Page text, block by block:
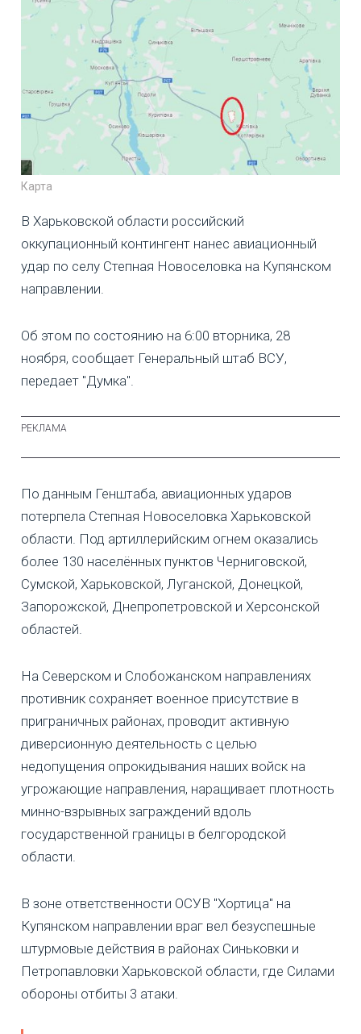
Карта
В Харьковской области российский
оккупационный контингент нанес авиационный
удар по селу Степная Новоселовка на Купянском
направлении.
Об этом по состоянию на 6:00 вторника, 28
ноября, сообщает Генеральный штаб ВСУ,
передает "Думка".
По данным Генштаба, авиационных ударов
потерпела Степная Новоселовка Харьковской
области. Под артиллерийским огнем оказались
более 130 населённых пунктов Черниговской,
Сумской, Харьковской, Луганской, Донецкой,
Запорожской, Днепропетровской и Херсонской
областей.
На Северском и Слобожанском направлениях
противник сохраняет военное присутствие в
приграничных районах, проводит активную
диверсионную деятельность с целью
недопущения опрокидывания наших войск на
угрожающие направления, наращивает плотность
минно-взрывных заграждений вдоль
государственной границы в белгородской
области.
В зоне ответственности ОСУВ "Хортица" на
Купянском направлении враг вел безуспешные
штурмовые действия в районах Синьковки и
Петропавловки Харьковской области, где Силами
обороны отбиты 3 атаки.